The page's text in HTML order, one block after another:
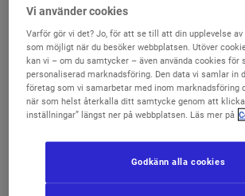
Sveriges yta. Det öppnar
nationella 5G-tjänster
mobilutvecklingen inom
bättre kapacitet och
mobilnätet och tillgång
produkter och
Vi använder cookies
Varför gör vi det? Jo, för att se till att din upplevelse
som möjligt när du besöker webbplatsen. Utöver
kan vi – om du samtycker – även använda cookies för
personaliserad marknadsföring. Den data vi samlar in
företag som vi samarbetar med inom marknadsföring
när som helst återkalla ditt samtycke genom att klicka
inställningar” längst ner på webbplatsen. Läs mer på
Godkänn alla cookies